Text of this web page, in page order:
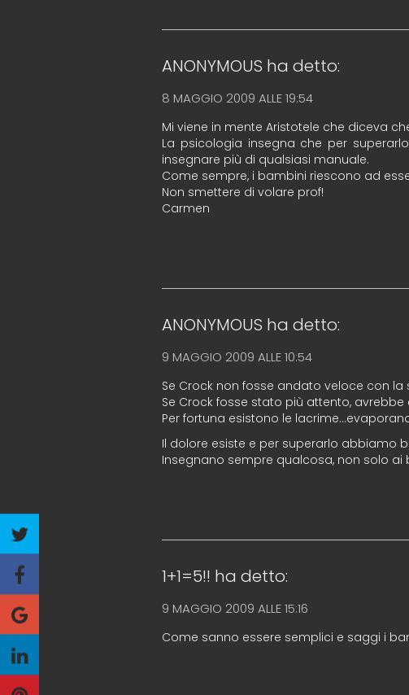
ANONYMOUS ha detto:
8 MAGGIO 2009 ALLE 19:54
Mi viene in mente Aristotele che diceva
La psicologia insegna che per
insegnare più di qualsiasi manuale.
Come sempre, i bambini riescono ad
Non smettere di volare prof!
Carmen
ANONYMOUS ha detto:
9 MAGGIO 2009 ALLE 10:54
Se Crock non fosse andato veloce con
Se Crock fosse stato più attento,
Per fortuna esistono le
Il dolore esiste e per superarlo abbiamo
Insegnano sempre qualcosa, non solo ai
1+1=5!! ha detto:
9 MAGGIO 2009 ALLE 15:16
Come sanno essere semplici e saggi i